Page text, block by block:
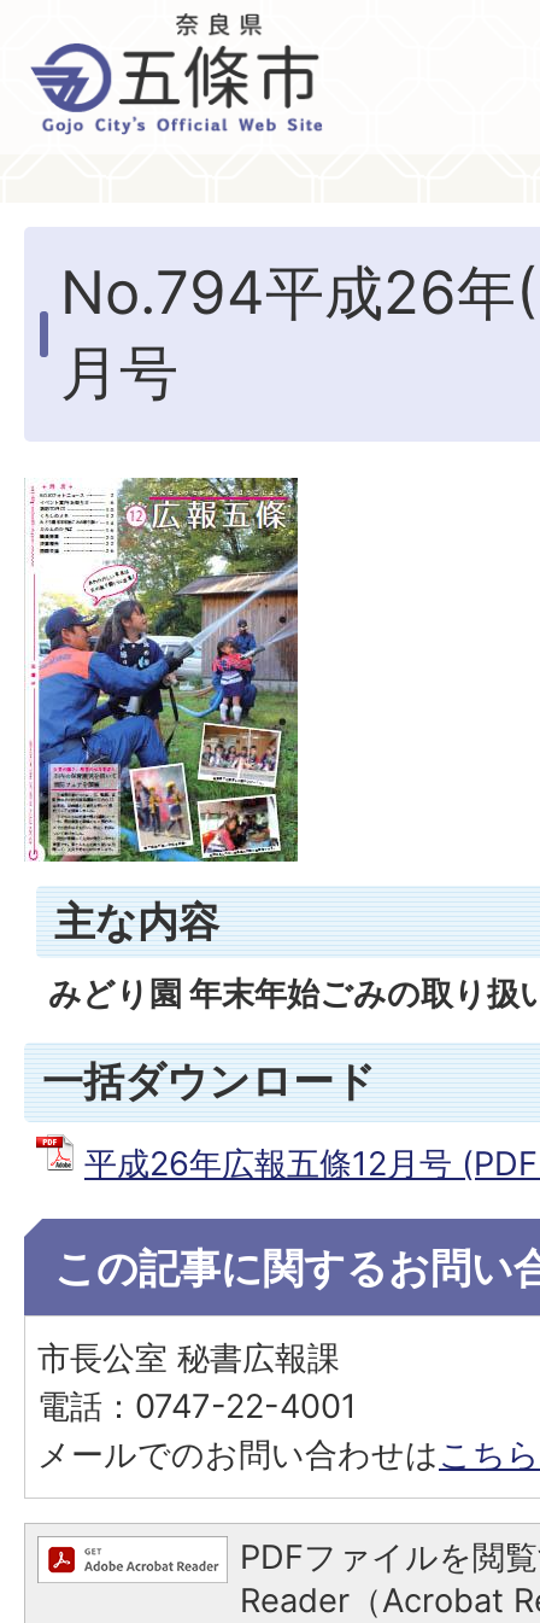
No.794平成26年
月号
主な内容
みどり園 年末年始ごみの取り扱
一括ダウンロード
平成26年広報五條12月号
この記事に関するお問い
市長公室 秘書広報課
電話：0747-22-4001
メールでのお問い合わせはこちら
PDFファイルを閲
Reader（Acrobat